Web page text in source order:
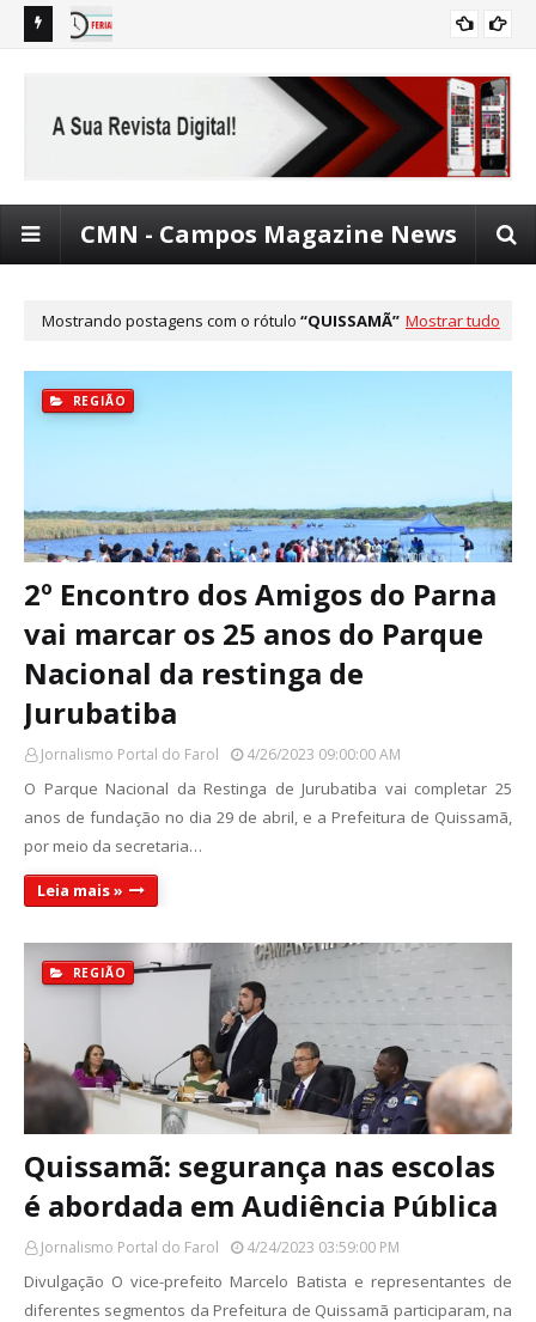
Comércio poderá funcionar no feriado do Santíssimo
Salvador
CMN - Campos Magazine News
Mostrando postagens com o rótulo QUISSAMÃ Mostrar tudo
REGIÃO
2º Encontro dos Amigos do Parna
vai marcar os 25 anos do Parque
Nacional da restinga de
Jurubatiba
Jornalismo Portal do Farol 4/26/2023 09:00:00 AM
O Parque Nacional da Restinga de Jurubatiba vai completar 25
anos de fundação no dia 29 de abril, e a Prefeitura de Quissamã,
por meio da secretaria…
Leia mais »
REGIÃO
Quissamã: segurança nas escolas
é abordada em Audiência Pública
Jornalismo Portal do Farol 4/24/2023 03:59:00 PM
Divulgação O vice-prefeito Marcelo Batista e representantes de
diferentes segmentos da Prefeitura de Quissamã participaram, na